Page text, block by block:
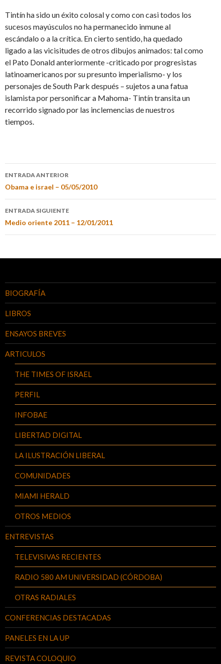
Tintín ha sido un éxito colosal y como con casi todos los
sucesos mayúsculos no ha permanecido inmune al
escándalo o a la crítica. En cierto sentido, ha quedado
ligado a las vicisitudes de otros dibujos animados: tal como
el Pato Donald anteriormente -criticado por progresistas
latinoamericanos por su presunto imperialismo- y los
personajes de South Park después – sujetos a una fatua
islamista por personificar a Mahoma- Tintín transita un
recorrido signado por las inclemencias de nuestros
tiempos.
ENTRADA ANTERIOR
Obama e israel – 05/05/2010
ENTRADA SIGUIENTE
Medio oriente 2011 – 12/01/2011
BIOGRAFÍA
LIBROS
ENSAYOS BREVES
ARTICULOS
THE TIMES OF ISRAEL
PERFIL
INFOBAE
LIBERTAD DIGITAL
LA ILUSTRACIÓN LIBERAL
COMUNIDADES
MIAMI HERALD
OTROS MEDIOS
ENTREVISTAS
TELEVISIVAS RECIENTES
RADIO 580 AM UNIVERSIDAD (CÓRDOBA)
OTRAS RADIALES
CONFERENCIAS DESTACADAS
PANELES EN LA UP
REVISTA COLOQUIO